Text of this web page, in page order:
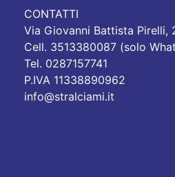
CONTATTI
Via Giovanni Battista Pirelli,
Cell. 3513380087 (solo
Tel. 0287157741
P.IVA 11338890962
info@stralciami.it